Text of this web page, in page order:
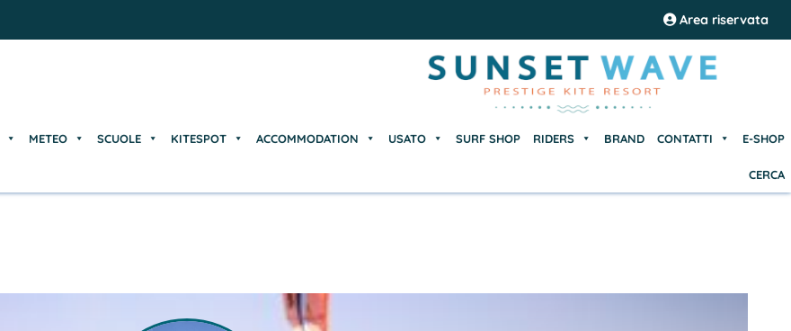
Area riservata
METEO SCUOLE KITESPOT ACCOMMODATION USATO SURF SHOP RIDERS BRAND CONTATTI E-SHOP
CERCA